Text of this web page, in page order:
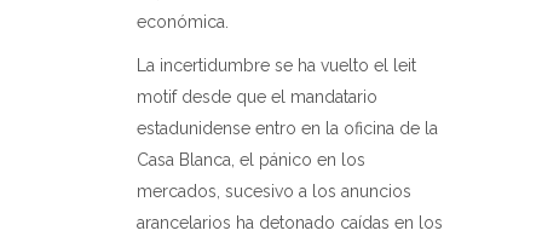
económica.
La incertidumbre se ha vuelto el leit
motif desde que el mandatario
estadunidense entro en la oficina de la
Casa Blanca, el pánico en los
mercados, sucesivo a los anuncios
arancelarios ha detonado caídas en los